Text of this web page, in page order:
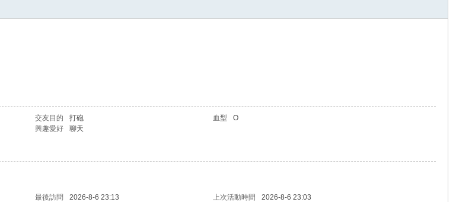
交友目的 打砲 血型
O
興趣愛好 聊天
最後訪問 2026-8-6 23:13 上次活動時間
2026-8-6 23:03